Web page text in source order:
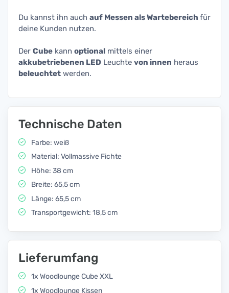
Du kannst ihn auch auf Messen als Wartebereich für
deine Kunden nutzen.
Der Cube kann optional mittels einer
akkubetriebenen LED Leuchte von innen heraus
beleuchtet werden.
Technische Daten
Farbe: weiß
Material: Vollmassive Fichte
Höhe: 38 cm
Breite: 65,5 cm
Länge: 65,5 cm
Transportgewicht: 18,5 cm
Lieferumfang
1x Woodlounge Cube XXL
1x Woodlounge Kissen